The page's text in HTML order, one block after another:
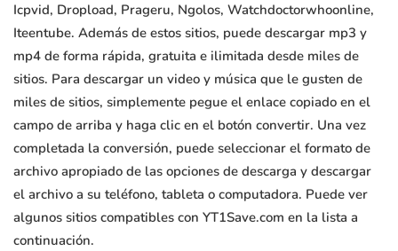
Icpvid, Dropload, Prageru, Ngolos, Watchdoctorwhoonline,
Iteentube. Además de estos sitios, puede descargar mp3 y
mp4 de forma rápida, gratuita e ilimitada desde miles de
sitios. Para descargar un video y música que le gusten de
miles de sitios, simplemente pegue el enlace copiado en el
campo de arriba y haga clic en el botón convertir. Una vez
completada la conversión, puede seleccionar el formato de
archivo apropiado de las opciones de descarga y descargar
el archivo a su teléfono, tableta o computadora. Puede ver
algunos sitios compatibles con YT1Save.com en la lista a
continuación.